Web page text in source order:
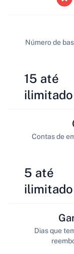
15 até
ilimitado
Número de
5 até
ilimitado
Contas de
Dias que